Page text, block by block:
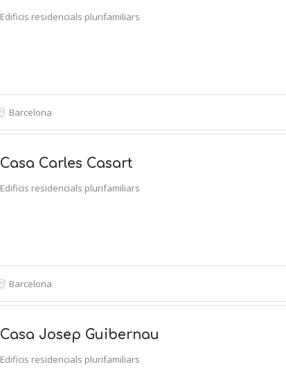
Edificis residencials plurifamiliars
Barcelona
Casa Carles Casart
Edificis residencials plurifamiliars
Barcelona
Casa Josep Guibernau
Edificis residencials plurifamiliars